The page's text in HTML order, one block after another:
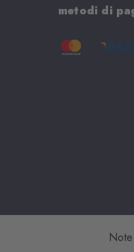
metodi di